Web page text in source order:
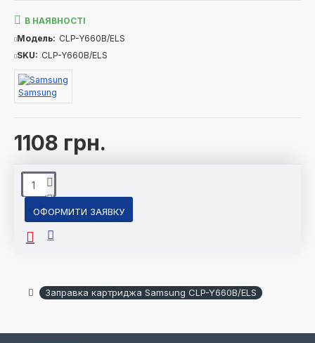
1108 грн.
В НАЯВНОСТІ
Модель: CLP-Y660B/ELS
SKU: CLP-Y660B/ELS
Samsung
ОФОРМИТИ ЗАЯВКУ
Заправка картриджа Samsung CLP-Y660B/ELS